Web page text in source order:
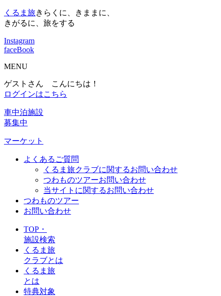
くるま旅きらくに、きままに、
きがるに、旅をする
Instagram
faceBook
MENU
ゲストさん こんにちは！
ログインはこちら
車中泊施設
募集中
マーケット
よくあるご質問
くるま旅クラブに関するお問い合わせ
つわものツアーお問い合わせ
当サイトに関するお問い合わせ
つわものツアー
お問い合わせ
TOP・
施設検索
くるま旅
クラブとは
くるま旅
とは
特典対象